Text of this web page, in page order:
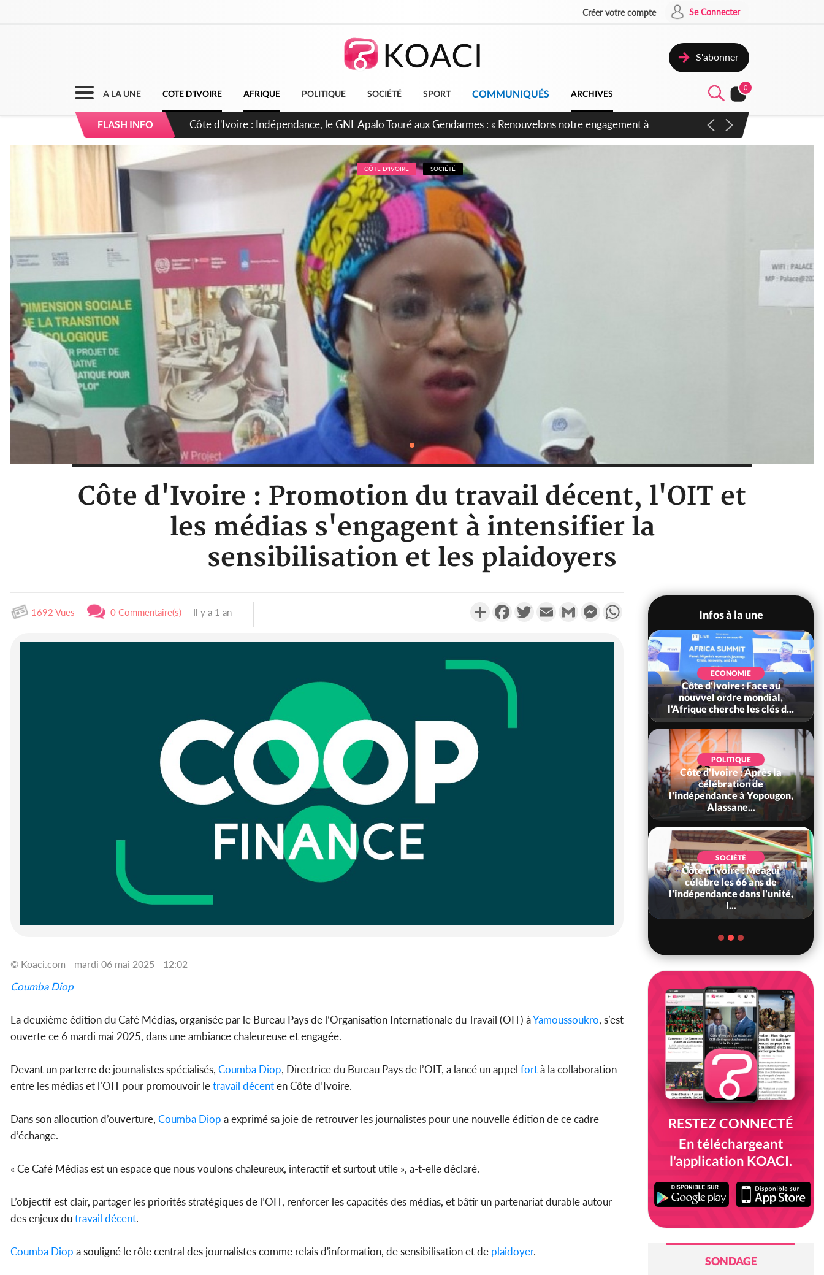
Créer votre compte Se Connecter
S'abonner
A LA UNE COTE D'IVOIRE AFRIQUE POLITIQUE SOCIÉTÉ SPORT COMMUNIQUÉS ARCHIVES
0
FLASH INFO
Sierra Leone : Un projet de réforme constitutionnelle en gestation, points clés des amendements, un exclu
d'avance
CÔTE D'IVOIRE SOCIÉTÉ
Côte d'Ivoire : Promotion du travail décent, l'OIT et
les médias s'engagent à intensifier la
sensibilisation et les plaidoyers
1692 Vues 0 Commentaire(s) Il y a 1 an PartagerFacebookTwitterEmail Gmail MessengerWhatsApp
© Koaci.com - mardi 06 mai 2025 - 12:02
Coumba Diop
La deuxième édition du Café Médias, organisée par le Bureau Pays de l’Organisation Internationale du Travail (OIT) àYamoussoukro, s’est
ouverte ce 6 mardi mai 2025, dans une ambiance chaleureuse et engagée.
Devant un parterre de journalistes spécialisés, Coumba Diop, Directrice du Bureau Pays de l’OIT, a lancé un appel fortà la collaboration
entre les médias et l’OIT pour promouvoir letravail décenten Côte d’Ivoire.
Dans son allocution d’ouverture, Coumba Diop a exprimé sa joie de retrouver les journalistes pour une nouvelle édition de ce cadre
d’échange.
« Ce Café Médias est un espace que nous voulons chaleureux, interactif et surtout utile », a-t-elle déclaré.
L’objectif est clair, partager les priorités stratégiques de l’OIT, renforcer les capacités des médias, et bâtir un partenariat durable autour
des enjeux dutravail décent.
Coumba Diop a souligné le rôle central des journalistes comme relais d'information, de sensibilisation et de plaidoyer.
Infos à la une
résiduels de cacao, des
sociétés coopératives et
ECONOMIE
Côte d'Ivoire : Face au
nouvvel ordre mondial,
l'Afrique cherche les clés d...
POLITIQUE
Côte d'Ivoire : Après la
célébration de
l'indépendance à Yopougon,
Alassane...
SOCIÉTÉ
Côte d'Ivoire : Méagui
célèbre les 66 ans de
l'indépendance dans l'unité,
l...
RESTEZ CONNECTÉ
En téléchargeant
l'application KOACI.
SONDAGE